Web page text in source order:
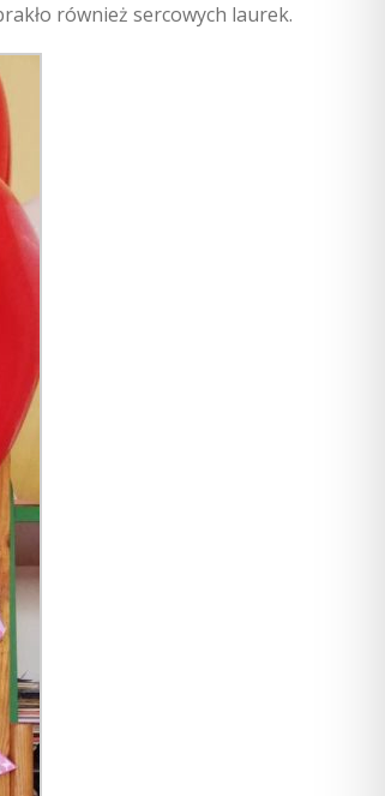
również sercowych laurek.